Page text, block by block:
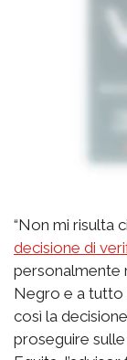
“Non mi risulta
decisione di
personalmente
Negro e a tutto
così la decisione
proseguire